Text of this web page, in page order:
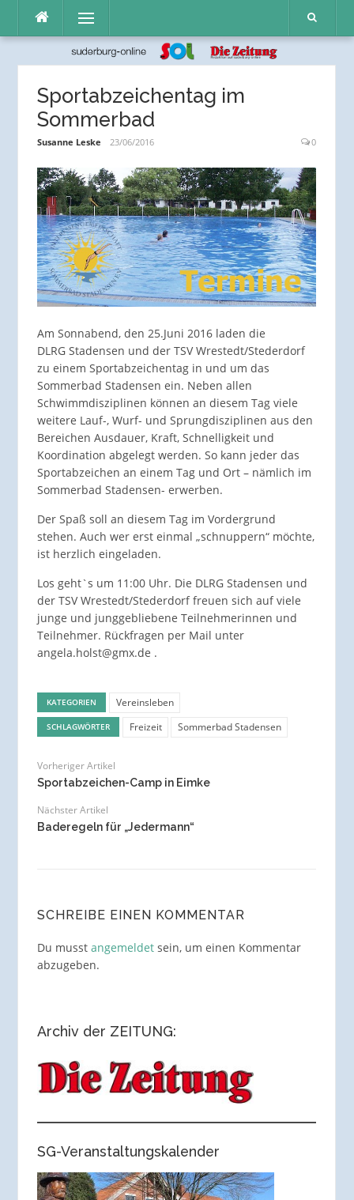
Inhalt
Menü
Sportabzeichentag im
Sommerbad
Susanne Leske 23/06/2016 0
Am Sonnabend, den 25.Juni 2016 laden die
DLRG Stadensen und der TSV Wrestedt/Stederdorf
zu einem Sportabzeichentag in und um das
Sommerbad Stadensen ein. Neben allen
Schwimmdisziplinen können an diesem Tag viele
weitere Lauf-, Wurf- und Sprungdisziplinen aus den
Bereichen Ausdauer, Kraft, Schnelligkeit und
Koordination abgelegt werden. So kann jeder das
Sportabzeichen an einem Tag und Ort – nämlich im
Sommerbad Stadensen- erwerben.
Der Spaß soll an diesem Tag im Vordergrund
stehen. Auch wer erst einmal „schnuppern“ möchte,
ist herzlich eingeladen.
Los geht`s um 11:00 Uhr. Die DLRG Stadensen und
der TSV Wrestedt/Stederdorf freuen sich auf viele
junge und junggebliebene Teilnehmerinnen und
Teilnehmer. Rückfragen per Mail unter
angela.holst@gmx.de .
KATEGORIEN Vereinsleben
SCHLAGWÖRTER Freizeit Sommerbad Stadensen
Vorheriger Artikel
Sportabzeichen-Camp in Eimke
Nächster Artikel
Baderegeln für „Jedermann“
SCHREIBE EINEN KOMMENTAR
Du musst angemeldetsein, um einen Kommentar
abzugeben.
Archiv der ZEITUNG:
SG-Veranstaltungskalender